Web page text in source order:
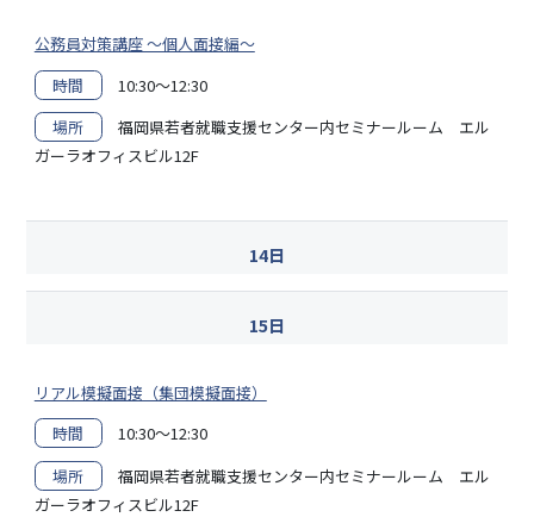
公務員対策講座 ～個人面接編～
時間
10:30～12:30
場所
福岡県若者就職支援センター内セミナールーム エル
ガーラオフィスビル12F
14日
15日
リアル模擬面接（集団模擬面接）
時間
10:30～12:30
場所
福岡県若者就職支援センター内セミナールーム エル
ガーラオフィスビル12F